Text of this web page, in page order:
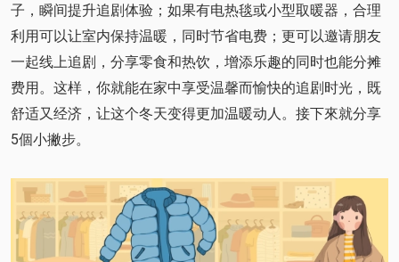
子，瞬间提升追剧体验；如果有电热毯或小型取暖器，合理
利用可以让室内保持温暖，同时节省电费；更可以邀请朋友
一起线上追剧，分享零食和热饮，增添乐趣的同时也能分摊
费用。这样，你就能在家中享受温馨而愉快的追剧时光，既
舒适又经济，让这个冬天变得更加温暖动人。接下來就分享
5個小撇步。